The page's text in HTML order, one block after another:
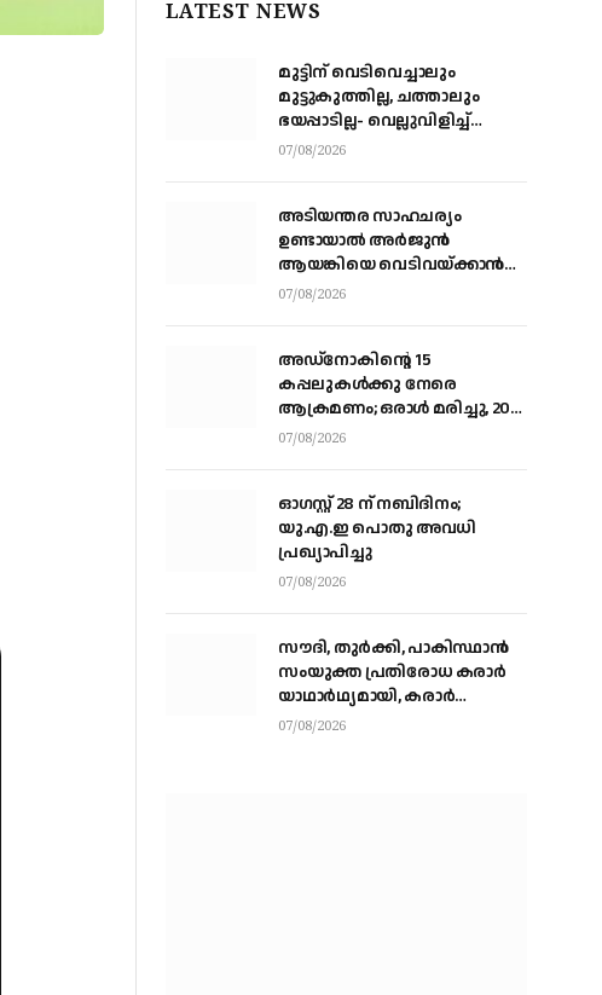
LATEST NEWS
മുട്ടിന് വെടിവെച്ചാലും
മുട്ടുകുത്തില്ല, ചത്താലും
ഭയപ്പാടില്ല- വെല്ലുവിളിച്ച്
വീണ്ടും അർജ്ജുൻ ആയങ്കി
07/08/2026
അടിയന്തര സാഹചര്യം
ഉണ്ടായാല്‍ അര്‍ജുന്‍
ആയങ്കിയെ വെടിവയ്ക്കാന്‍
നിര്‍ദേശം
07/08/2026
അഡ്നോകിന്റെ 15
കപ്പലുകള്‍ക്കു നേരെ
ആക്രമണം; ഒരാള്‍ മരിച്ചു, 20
പേര്‍ക്ക് പരിക്ക്
07/08/2026
ഓഗസ്റ്റ് 28 ന് നബിദിനം;
യു.എ.ഇ പൊതു അവധി
പ്രഖ്യാപിച്ചു
07/08/2026
സൗദി, തുര്‍ക്കി, പാകിസ്ഥാന്‍
സംയുക്ത പ്രതിരോധ കരാര്‍
യാഥാര്‍ഥ്യമായി, കരാര്‍
ഒപ്പുവെച്ചത് വിശുദ്ധ ഹറമിന്റെ
07/08/2026